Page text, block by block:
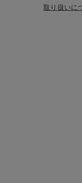
取り扱いに